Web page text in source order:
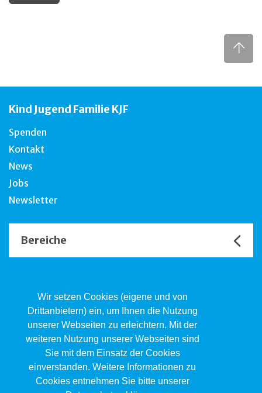
Wir setzen Cookies (eigene und von
Drittanbietern) ein, um Ihnen die Nutzung
unserer Webseiten zu erleichtern. Mit der
weiteren Nutzung unserer Webseiten sind
Sie mit dem Einsatz der Cookies
einverstanden. Weitere Informationen zu
Cookies entnehmen Sie bitte unserer
Kind Jugend Familie KJF
Spenden
Kontakt
News
Jobs
Newsletter
Bereiche
Kind.Jugend.Familie KJF
Poststrasse 2, Postfach, 4410 Liestal
061 551 17 77
kjf@jsw.swiss